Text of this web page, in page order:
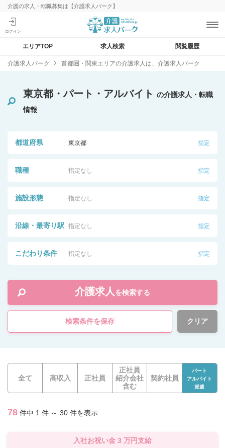
介護の求人・転職募集は【介護求人パーク】
エリアTOP 求人検索 閲覧履歴
介護求人パーク 首都圏・関東エリアの介護求人は、介護求人パーク
東京都・パート・アルバイト
の介護求人・転職
情報
都道府県 東京都 指定
職種 指定なし 指定
施設形態 指定なし 指定
沿線・最寄り駅 指定なし 指定
こだわり条件 指定なし 指定
介護求人 を検索する
検索条件を保存 クリア
全て 高収入 正社員
正社員
紹介会社
含む
契約社員
パート
アルバイト
派遣
78 件中 1 件 ～ 30 件を表示
入社お祝い金 3 万円支給